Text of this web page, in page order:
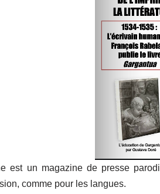
est un magazine de presse
comme pour les langues.